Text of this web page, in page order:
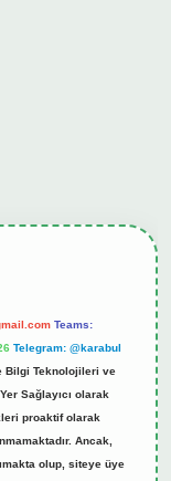
Teams:
Telegram: @karabul
Bilgi Teknolojileri ve
Sağlayıcı olarak
proaktif olarak
Ancak,
olup, siteye üye